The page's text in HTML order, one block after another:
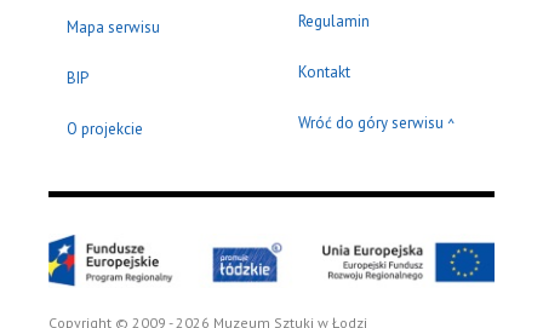
Mapa serwisu
BIP
O projekcie
Regulamin
Kontakt
Wróć do góry serwisu ^
Copyright © 2009 - 2026 Muzeum Sztuki w Łodzi